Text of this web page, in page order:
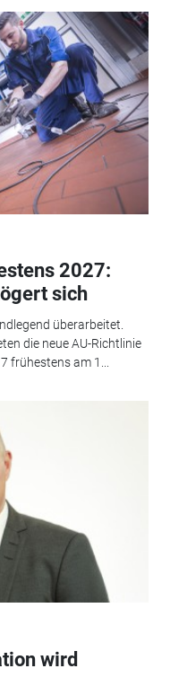
2027:
sich
überarbeitet.
die neue AU-Richtlinie
frühestens am 1...
wird